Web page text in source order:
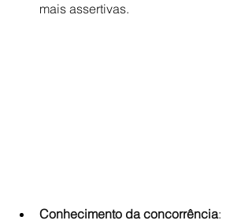
mais assertivas.
Conhecimento da concorrência: